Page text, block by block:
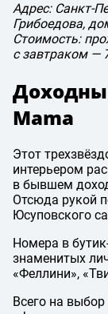
Адрес: Санкт-
Грибоедова,
Стоимость:
с завтраком —
Mama
Этот
интерьером
в бывшем
Отсюда рукой
Юсуповского
Номера в
знаменитых
«Феллини»,
Всего на